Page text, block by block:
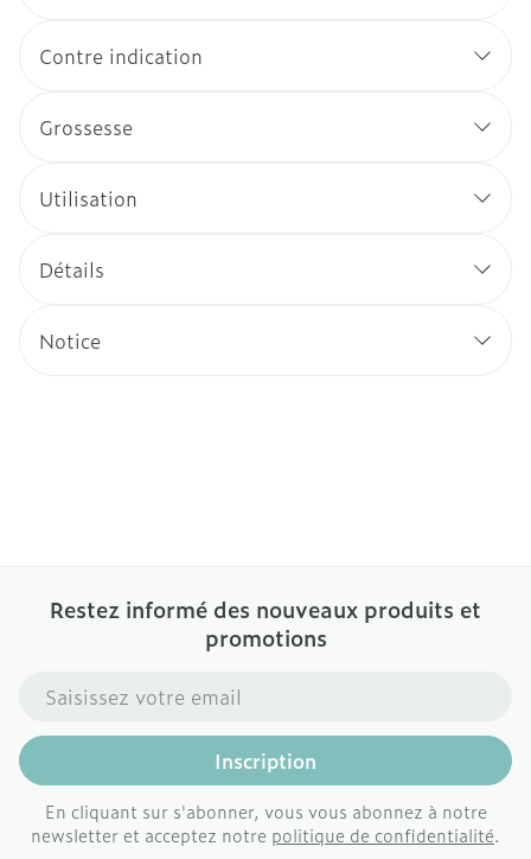
Contre indication
Grossesse
Utilisation
Détails
Notice
Restez informé des nouveaux produits et
promotions
Adresse mail
Inscription
En cliquant sur s'abonner, vous vous abonnez à notre
newsletter et acceptez notre politique de confidentialité.